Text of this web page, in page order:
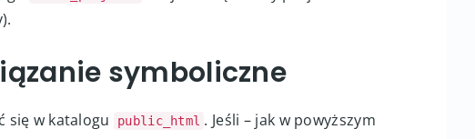
--prefer- dist laravel /laravel nazwa_projektu
nazwa_projektu znajdzie się świeży projekt Laravel